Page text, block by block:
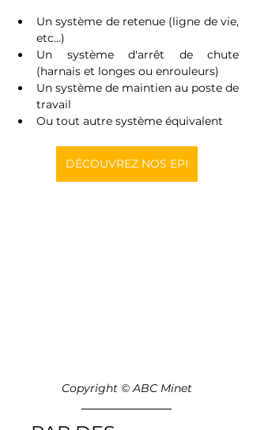
Un système de retenue (ligne de vie,
etc...)
Un système d'arrêt de chute
(harnais et longes ou enrouleurs)
Un système de maintien au poste de
travail
Ou tout autre système équivalent
DÉCOUVREZ NOS EPI
Copyright © ABC Minet